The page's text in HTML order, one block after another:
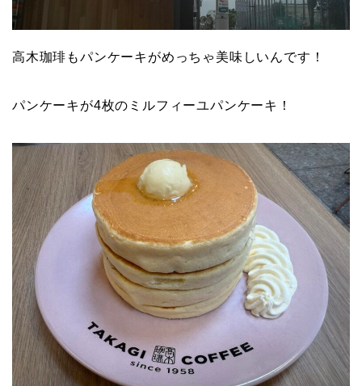
高木珈琲もパンケーキがめっちゃ美味しいんです！
パンケーキが4枚のミルフィーユパンケーキ！